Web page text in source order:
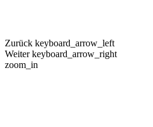
Zurück keyboard_arrow_left
Weiter keyboard_arrow_right
zoom_in